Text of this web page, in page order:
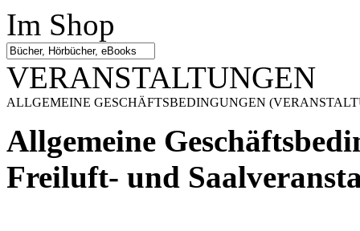
Im Shop
VERANSTALTUNGEN
ALLGEMEINE GESCHÄFTSBEDINGUNGEN
Allgemeine
Freiluft- und